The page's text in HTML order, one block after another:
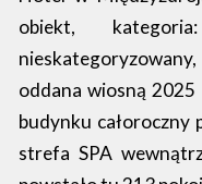
obiekt,
oddana wiosną
budynku całoroczny
strefa SPA